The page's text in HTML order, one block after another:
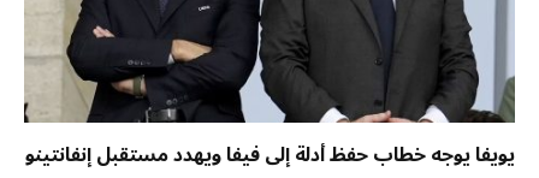
يويفا يوجه خطاب حفظ أدلة إلى فيفا ويهدد مستقبل إنفانتينو